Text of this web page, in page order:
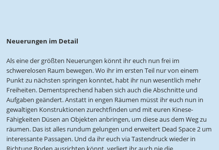
Neuerungen im Detail
Als eine der größten Neuerungen könnt ihr euch nun frei im
schwerelosen Raum bewegen. Wo ihr im ersten Teil nur von einem
Punkt zu nächsten springen konntet, habt ihr nun wesentlich mehr
Freiheiten. Dementsprechend haben sich auch die Abschnitte und
Aufgaben geändert. Anstatt in engen Räumen müsst ihr euch nun in
gewaltigen Konstruktionen zurechtfinden und mit euren Kinese-
Fähigkeiten Düsen an Objekten anbringen, um diese aus dem Weg zu
räumen. Das ist alles rundum gelungen und erweitert Dead Space 2 um
interessante Passagen. Und da ihr euch via Tastendruck wieder in